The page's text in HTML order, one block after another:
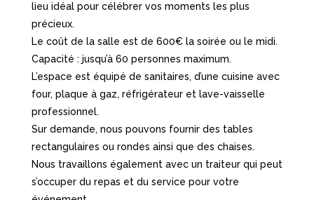
lieu idéal pour célébrer vos moments les plus
précieux.
Le coût de la salle est de 600€ la soirée ou le midi.
Capacité : jusqu’à 60 personnes maximum.
L’espace est équipé de sanitaires, d’une cuisine avec
four, plaque à gaz, réfrigérateur et lave-vaisselle
professionnel.
Sur demande, nous pouvons fournir des tables
rectangulaires ou rondes ainsi que des chaises.
Nous travaillons également avec un traiteur qui peut
s’occuper du repas et du service pour votre